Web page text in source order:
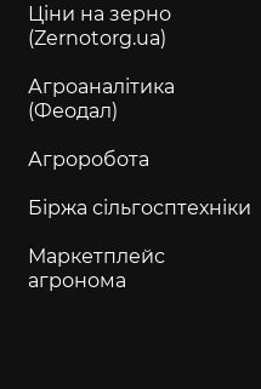
Ціни на зерно
(Zernotorg.ua)
Агроаналітика
(Феодал)
Агроробота
Біржа сільгосптехніки
Маркетплейс
агронома